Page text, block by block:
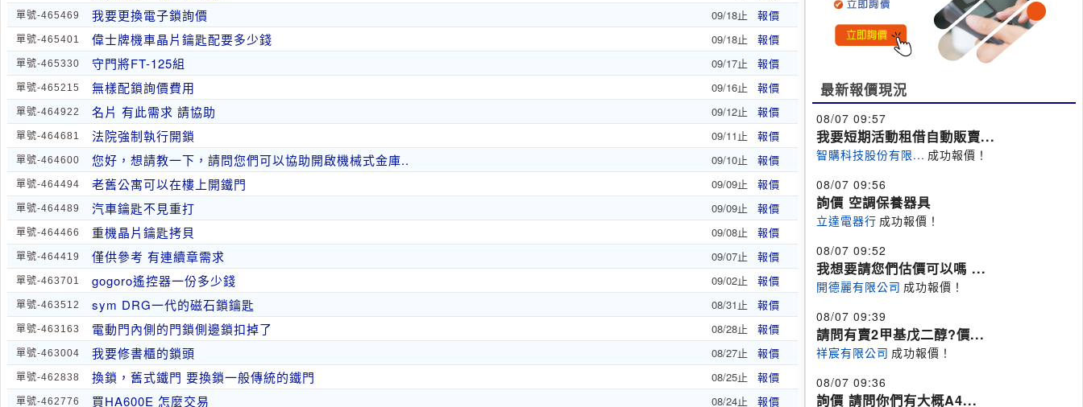
單號-465469 我要更換電子鎖詢價 09/18止 報價
單號-465401 偉士牌機車晶片鑰匙配要多少錢 09/18止 報價
單號-465330 守門將FT-125組 09/17止 報價
單號-465215 無樣配鎖詢價費用 09/16止 報價
單號-464922 名片 有此需求 請協助 09/12止 報價
單號-464681 法院強制執行開鎖 09/11止 報價
單號-464600 您好，想請教一下，請問您們可以協助開啟機械式金庫.. 09/10止 報價
單號-464494 老舊公寓可以在樓上開鐵門 09/09止 報價
單號-464489 汽車鑰匙不見重打 09/09止 報價
單號-464466 重機晶片鑰匙拷貝 09/08止 報價
單號-464419 僅供參考 有連續章需求 09/07止 報價
單號-463701 gogoro遙控器一份多少錢 09/02止 報價
單號-463512 sym DRG一代的磁石鎖鑰匙 08/31止 報價
單號-463163 電動門內側的門鎖側邊鎖扣掉了 08/28止 報價
單號-463004 我要修書櫃的鎖頭 08/27止 報價
單號-462838 換鎖，舊式鐵門 要換鎖一般傳統的鐵門 08/25止 報價
單號-462776 買HA600E 怎麼交易 08/24止 報價
最新報價現況
08/07 09:57
我要短期活動租借自動販賣...
智購科技股份有限... 成功報價！
08/07 09:56
詢價 空調保養器具
立達電器行 成功報價！
08/07 09:52
我想要請您們估價可以嗎 ...
開德麗有限公司 成功報價！
08/07 09:39
請問有賣2甲基戊二醇?價...
祥宸有限公司 成功報價！
08/07 09:36
詢價 請問你們有大概A4...